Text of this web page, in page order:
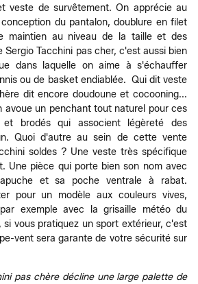
veste de survêtement. On apprécie au
du pantalon, doublure en filet
maintien au niveau de la taille et des
Sergio Tacchini pas cher, c'est aussi bien
dans laquelle on aime à s'échauffer
ou de basket endiablée. Qui dit veste
dit encore doudoune et cocooning...
avoue un penchant tout naturel pour ces
et brodés qui associent légèreté des
Quoi d'autre au sein de cette vente
soldes ? Une veste très spécifique
Une pièce qui porte bien son nom avec
et sa poche ventrale à rabat.
pour un modèle aux couleurs vives,
exemple avec la grisaille météo du
si vous pratiquez un sport extérieur, c'est
vent sera garante de votre sécurité sur
pas chère décline une large palette de